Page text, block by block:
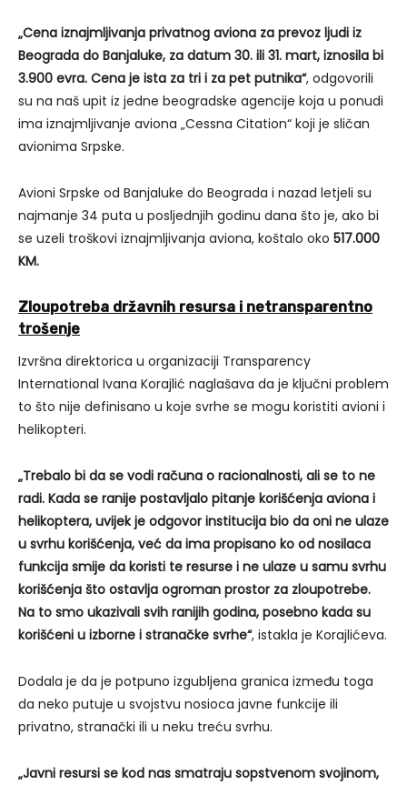
„Cena iznajmljivanja privatnog aviona za prevoz ljudi iz
Beograda do Banjaluke, za datum 30. ili 31. mart, iznosila bi
3.900 evra. Cena je ista za tri i za pet putnika“, odgovorili
su na naš upit iz jedne beogradske agencije koja u ponudi
ima iznajmljivanje aviona „Cessna Citation“ koji je sličan
avionima Srpske.
Avioni Srpske od Banjaluke do Beograda i nazad letjeli su
najmanje 34 puta u posljednjih godinu dana što je, ako bi
se uzeli troškovi iznajmljivanja aviona, koštalo oko 517.000
KM.
Zloupotreba državnih resursa i netransparentno
trošenje
Izvršna direktorica u organizaciji Transparency
International Ivana Korajlić naglašava da je ključni problem
to što nije definisano u koje svrhe se mogu koristiti avioni i
helikopteri.
„Trebalo bi da se vodi računa o racionalnosti, ali se to ne
radi. Kada se ranije postavljalo pitanje korišćenja aviona i
helikoptera, uvijek je odgovor institucija bio da oni ne ulaze
u svrhu korišćenja, već da ima propisano ko od nosilaca
funkcija smije da koristi te resurse i ne ulaze u samu svrhu
korišćenja što ostavlja ogroman prostor za zloupotrebe.
Na to smo ukazivali svih ranijih godina, posebno kada su
korišćeni u izborne i stranačke svrhe“, istakla je Korajlićeva.
Dodala je da je potpuno izgubljena granica između toga
da neko putuje u svojstvu nosioca javne funkcije ili
privatno, stranački ili u neku treću svrhu.
„Javni resursi se kod nas smatraju sopstvenom svojinom,